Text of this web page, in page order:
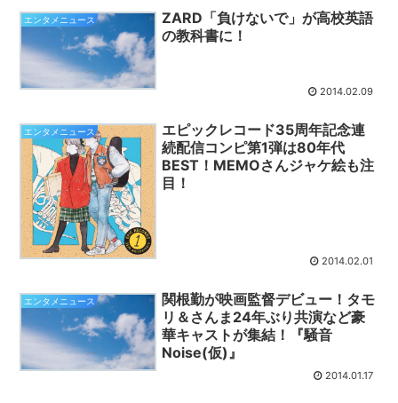
エンタメニュース
ZARD「負けないで」が高校英語
の教科書に！
2014.02.09
エンタメニュース
エピックレコード35周年記念連
続配信コンピ第1弾は80年代
BEST！MEMOさんジャケ絵も注
目！
2014.02.01
エンタメニュース
関根勤が映画監督デビュー！タモ
リ＆さんま24年ぶり共演など豪
華キャストが集結！『騒音
Noise(仮)』
2014.01.17